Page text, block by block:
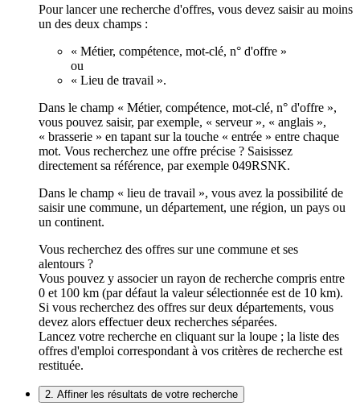
Pour lancer une recherche d'offres, vous devez saisir au moins
un des deux champs :
« Métier, compétence, mot-clé, n° d'offre »
ou
« Lieu de travail ».
Dans le champ « Métier, compétence, mot-clé, n° d'offre »,
vous pouvez saisir, par exemple, « serveur », « anglais »,
« brasserie » en tapant sur la touche « entrée » entre chaque
mot. Vous recherchez une offre précise ? Saisissez
directement sa référence, par exemple 049RSNK.
Dans le champ « lieu de travail », vous avez la possibilité de
saisir une commune, un département, une région, un pays ou
un continent.
Vous recherchez des offres sur une commune et ses
alentours ?
Vous pouvez y associer un rayon de recherche compris entre
0 et 100 km (par défaut la valeur sélectionnée est de 10 km).
Si vous recherchez des offres sur deux départements, vous
devez alors effectuer deux recherches séparées.
Lancez votre recherche en cliquant sur la loupe ; la liste des
offres d'emploi correspondant à vos critères de recherche est
restituée.
2. Affiner les résultats de votre recherche